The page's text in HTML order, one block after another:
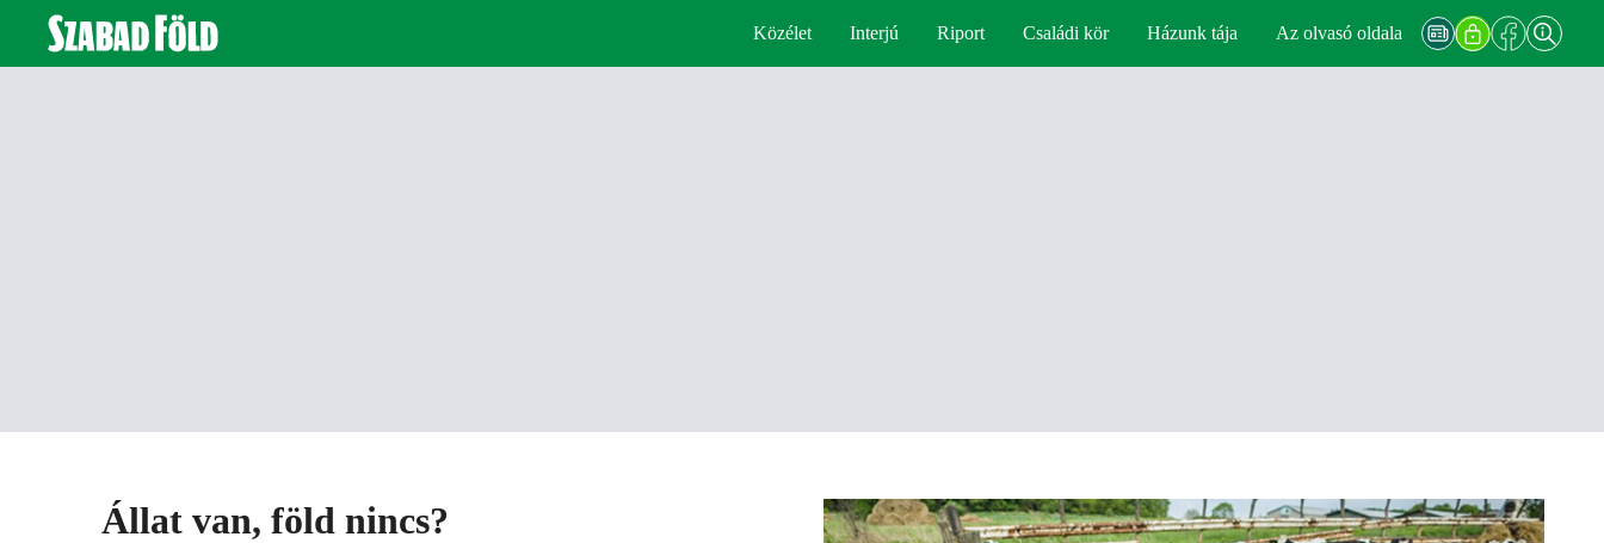
Közélet Interjú Riport Családi kör Házunk tája Az olvasó oldala
Állat van, föld nincs?